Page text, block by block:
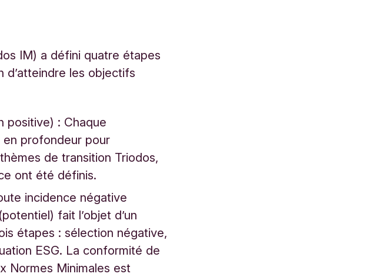
IM) a défini quatre étapes
d’atteindre les objectifs
positive) : Chaque
profondeur pour
de transition Triodos,
ont été définis.
incidence négative
fait l’objet d’un
étapes : sélection négative,
ESG. La conformité de
Normes Minimales est